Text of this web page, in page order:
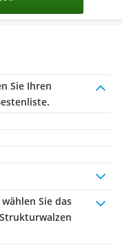
Sie Ihren
wählen Sie das